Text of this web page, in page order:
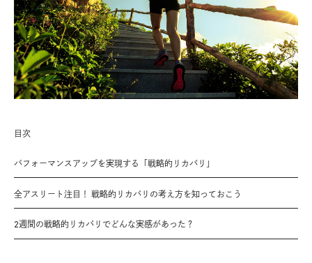
目次
パフォーマンスアップを実現する「戦略的リカバリ」
全アスリート注目！ 戦略的リカバリの考え方を知っておこう
2週間の戦略的リカバリでどんな実感があった？